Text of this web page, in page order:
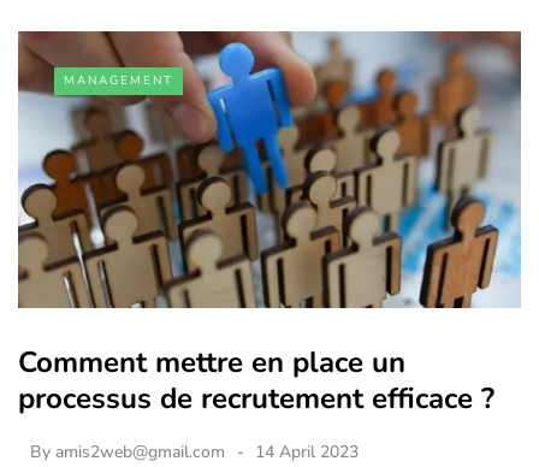
MANAGEMENT
Comment mettre en place un
processus de recrutement efficace ?
By amis2web@gmail.com 14 April 2023